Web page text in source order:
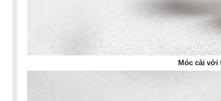
Móc cài với